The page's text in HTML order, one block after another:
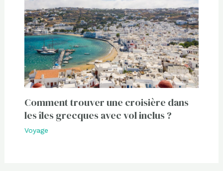
Comment trouver une croisière dans
les îles grecques avec vol inclus ?
Voyage